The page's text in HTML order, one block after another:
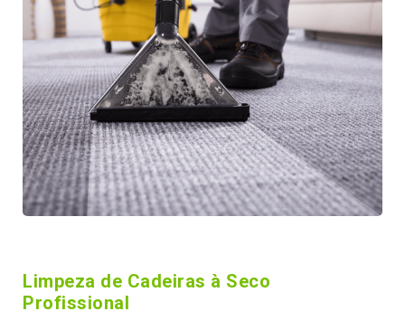
Limpeza de Cadeiras à Seco
Profissional